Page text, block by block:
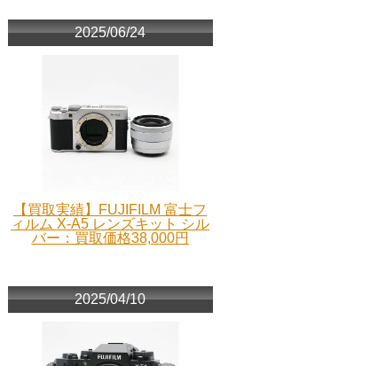
2025/06/24
【買取実績】FUJIFILM 富士フ
ィルム X-A5 レンズキット シル
バー：買取価格38,000円
2025/04/10